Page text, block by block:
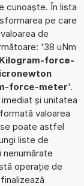
cunoaște. În lista
pe care
de
'38 uNm
force-
force-meter'.
și unitatea
valoarea
poate astfel
liste de
operație de